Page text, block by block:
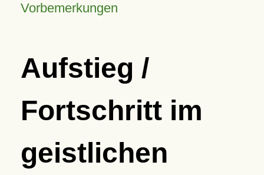
Vorbemerkungen
Aufstieg /
Fortschritt im
geistlichen